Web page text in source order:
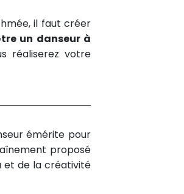
il faut créer
un danseur à
réaliserez votre
émérite pour
proposé
et de la créativité